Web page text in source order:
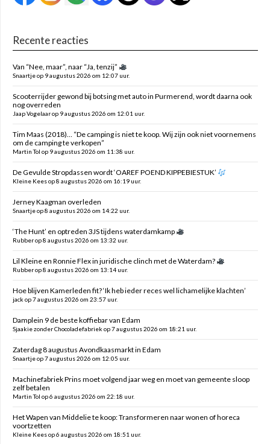
Recente reacties
Van “Nee, maar”, naar “Ja, tenzij”
Snaartje op 9 augustus 2026 om 12:07 uur.
Scooterrijder gewond bij botsing met auto in Purmerend, wordt daarna ook
nog overreden
Jaap Vogelaar op 9 augustus 2026 om 12:01 uur.
Tim Maas (2018)… “De camping is niet te koop. Wij zijn ook niet voornemens
om de camping te verkopen”
Martin Tol op 9 augustus 2026 om 11:38 uur.
De Gevulde Stropdassen wordt ‘OAREF POEND KIPPEBIESTUK’
Kleine Kees op 8 augustus 2026 om 16:19 uur.
Jerney Kaagman overleden
Snaartje op 8 augustus 2026 om 14:22 uur.
‘The Hunt’ en optreden 3JS tijdens waterdamkamp
Rubber op 8 augustus 2026 om 13:32 uur.
Lil Kleine en Ronnie Flex in juridische clinch met de Waterdam?
Rubber op 8 augustus 2026 om 13:14 uur.
Hoe blijven Kamerleden fit? ‘Ik heb ieder reces wel lichamelijke klachten’
jack op 7 augustus 2026 om 23:57 uur.
Damplein 9 de beste koffiebar van Edam
Sjaakie zonder Chocoladefabriek op 7 augustus 2026 om 18:21 uur.
Zaterdag 8 augustus Avondkaasmarkt in Edam
Snaartje op 7 augustus 2026 om 12:05 uur.
Machinefabriek Prins moet volgend jaar weg en moet van gemeente sloop
zelf betalen
Martin Tol op 6 augustus 2026 om 22:18 uur.
Het Wapen van Middelie te koop: Transformeren naar wonen of horeca
voortzetten
Kleine Kees op 6 augustus 2026 om 18:51 uur.